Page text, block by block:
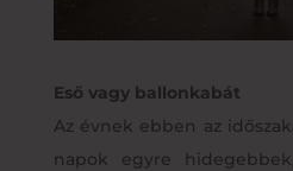
Eső vagy ballonkabát
Az évnek ebben az
napok egyre